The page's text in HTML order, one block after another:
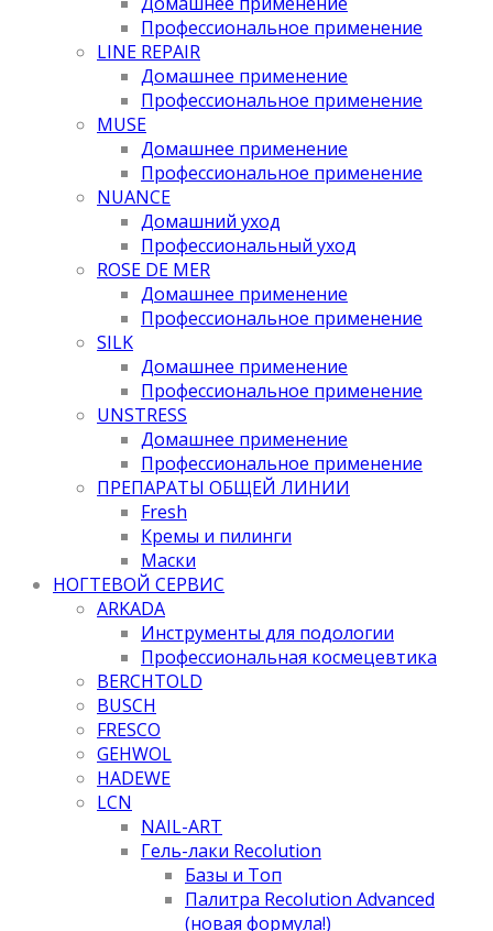
Профессиональное применение
LINE REPAIR
Домашнее применение
Профессиональное применение
MUSE
Домашнее применение
Профессиональное применение
NUANCE
Домашний уход
Профессиональный уход
ROSE DE MER
Домашнее применение
Профессиональное применение
SILK
Домашнее применение
Профессиональное применение
UNSTRESS
Домашнее применение
Профессиональное применение
ПРЕПАРАТЫ ОБЩЕЙ ЛИНИИ
Fresh
Кремы и пилинги
Маски
НОГТЕВОЙ СЕРВИС
ARKADA
Инструменты для подологии
Профессиональная космецевтика
BERCHTOLD
BUSCH
FRESCO
GEHWOL
HADEWE
LCN
NAIL-ART
Гель-лаки Recolution
Базы и Топ
Палитра Recolution Advanced
(новая формула!)